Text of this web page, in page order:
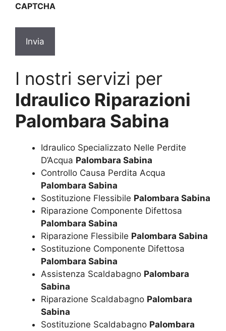
privacy
CAPTCHA
I nostri servizi per
Idraulico Riparazioni
Palombara Sabina
Idraulico Specializzato Nelle Perdite
D’Acqua Palombara Sabina
Controllo Causa Perdita Acqua
Palombara Sabina
Sostituzione Flessibile Palombara Sabina
Riparazione Componente Difettosa
Palombara Sabina
Riparazione Flessibile Palombara Sabina
Sostituzione Componente Difettosa
Palombara Sabina
Assistenza Scaldabagno Palombara
Sabina
Riparazione Scaldabagno Palombara
Sabina
Sostituzione Scaldabagno Palombara